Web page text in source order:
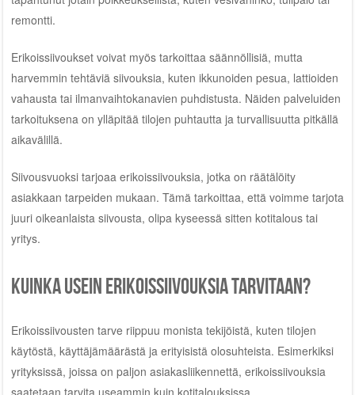
remontti.
Erikoissiivoukset voivat myös tarkoittaa säännöllisiä, mutta
harvemmin tehtäviä siivouksia, kuten ikkunoiden pesua, lattioiden
vahausta tai ilmanvaihtokanavien puhdistusta. Näiden palveluiden
tarkoituksena on ylläpitää tilojen puhtautta ja turvallisuutta pitkällä
aikavälillä.
Siivousvuoksi tarjoaa erikoissiivouksia, jotka on räätälöity
asiakkaan tarpeiden mukaan. Tämä tarkoittaa, että voimme tarjota
juuri oikeanlaista siivousta, olipa kyseessä sitten kotitalous tai
yritys.
Kuinka usein erikoissiivouksia tarvitaan?
Erikoissiivousten tarve riippuu monista tekijöistä, kuten tilojen
käytöstä, käyttäjämäärästä ja erityisistä olosuhteista. Esimerkiksi
yrityksissä, joissa on paljon asiakasliikennettä, erikoissiivouksia